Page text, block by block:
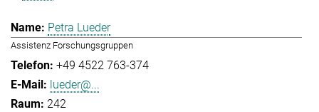
Petra Lueder
Assistenz Forschungsgruppen
+49 4522 763-374
lueder@...
242